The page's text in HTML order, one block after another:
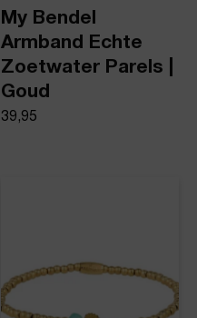
My Bendel
Armband Echte
Zoetwater Parels |
Goud
39,95